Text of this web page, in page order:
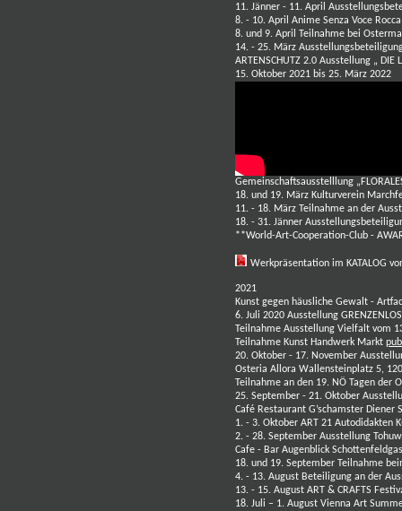
11. Jänner - 11. April
8. - 10. April Anime Senza Voce
8. und 9. April Teilnahme bei
14. - 25. März
ARTENSCHUTZ 2.0 Ausstellung „ DIE
15. Oktober 2021 bis 25. März 2022
Gemeinschaftsausstelllung
18. und 19. März Kulturverein
11. - 18. März Teilnahme an der
18. - 31. Jänner
**World-Art-Cooperation-Club -
Werkpräsentation im KATALOG
2021
Kunst gegen häusliche Gewalt -
6. Juli 2020 Ausstellung GRENZENLOS
Teilnahme Ausstellung Vielfalt vom
Teilnahme Kunst Handwerk Markt
20. Oktober - 17. November
Osteria Allora Wallensteinplatz 5,
Teilnahme an den 19. NÖ Tagen der
25. September - 21. Oktober
Café Restaurant G’schamster Diener
1. - 3. Oktober ART 21 Autodidakten
2. - 28. September Ausstellung
Cafe - Bar Augenblick
18. und 19. September Teilnahme
4. - 13. August Beteiligung an der
13. - 15. August ART & CRAFTS
18. Juli – 1. August Vienna Art